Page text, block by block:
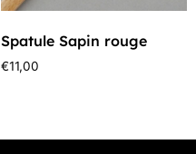
Spatule Sapin rouge
€11,00